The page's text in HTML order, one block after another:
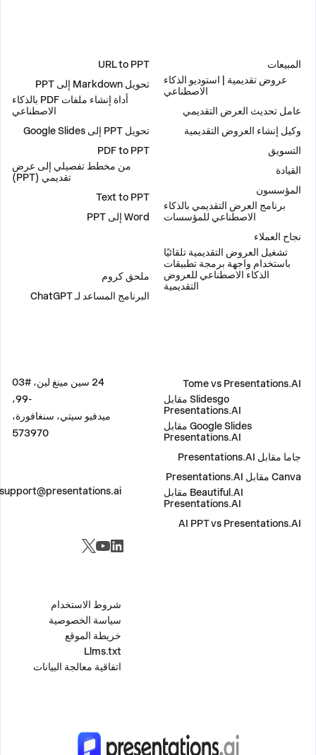
المبيعات
عروض تقديمية | استوديو الذكاء
الاصطناعي
عامل تحديث العرض التقديمي
وكيل إنشاء العروض التقديمية
التسويق
القيادة
المؤسسون
برنامج العرض التقديمي بالذكاء
الاصطناعي للمؤسسات
نجاح العملاء
تشغيل العروض التقديمية تلقائيًا
باستخدام واجهة برمجة تطبيقات
الذكاء الاصطناعي للعروض
التقديمية
URL to PPT
تحويل Markdown إلى PPT
أداة إنشاء ملفات PDF بالذكاء
الاصطناعي
تحويل PPT إلى Google Slides
PDF to PPT
من مخطط تفصيلي إلى عرض
تقديمي (PPT)
Text to PPT
Word إلى PPT
ملحق كروم
البرنامج المساعد لـ ChatGPT
Tome vs Presentations.AI
Slidesgo مقابل
Presentations.AI
Google Slides مقابل
Presentations.AI
جاما مقابل Presentations.AI
Canva مقابل Presentations.AI
Beautiful.AI مقابل
Presentations.AI
AI PPT vs Presentations.AI
24 سين مينغ لين، #03
-99،
ميدفيو سيتي، سنغافورة،
573970
support@presentations.ai
شروط الاستخدام
سياسة الخصوصية
خريطة الموقع
Llms.txt
اتفاقية معالجة البيانات